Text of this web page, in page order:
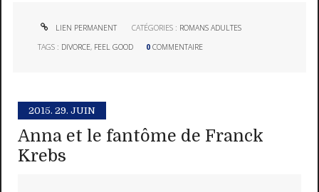
LIEN PERMANENT CATÉGORIES : ROMANS ADULTES
TAGS : DIVORCE, FEEL GOOD 0 COMMENTAIRE
2015. 29. JUIN
Anna et le fantôme de Franck
Krebs